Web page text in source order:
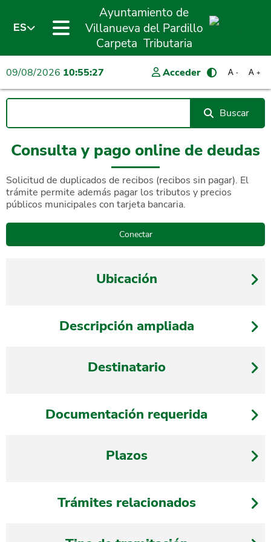
ES
Ayuntamiento de
Villanueva del Pardillo
Carpeta Tributaria
09/08/2026 10:55:27 Acceder A +
A -
Buscar
Consulta y pago online de deudas
Solicitud de duplicados de recibos (recibos sin pagar). El
trámite permite además pagar los tributos y precios
públicos municipales con tarjeta bancaria.
Ubicación
Descripción ampliada
Destinatario
Documentación requerida
Plazos
Trámites relacionados